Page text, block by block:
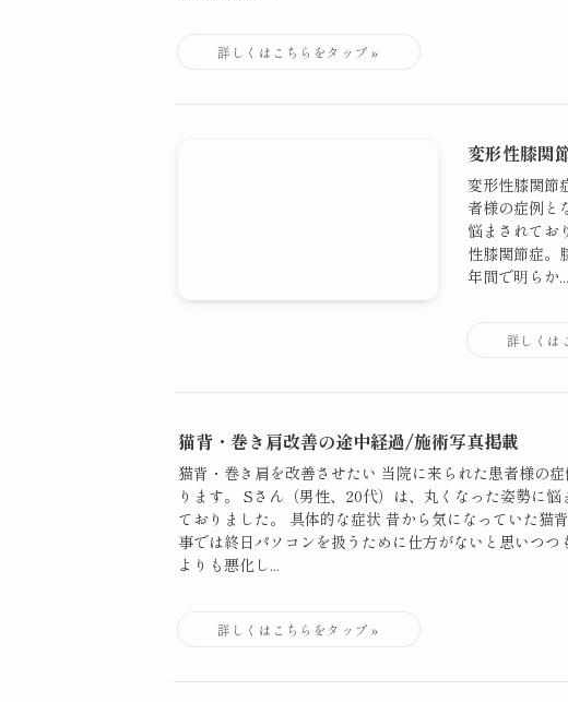
変形性膝関
変形性膝関節
者様の症例と
悩まされてお
性膝関節症。
年間で明らか...
猫背・巻き肩改善の途中経過/施術写真掲載
猫背・巻き肩を改善させたい 当院に来られた患者様の症
ります。 Sさん（男性、20代）は、丸くなった姿勢に悩
ておりました。 具体的な症状 昔から気になっていた猫
事では終日パソコンを扱うために仕方がないと思いつつ
よりも悪化し...